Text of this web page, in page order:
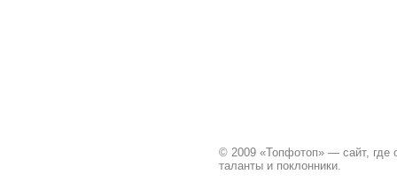
© 2009 «Топфотоп» — сайт, где
таланты и поклонники.